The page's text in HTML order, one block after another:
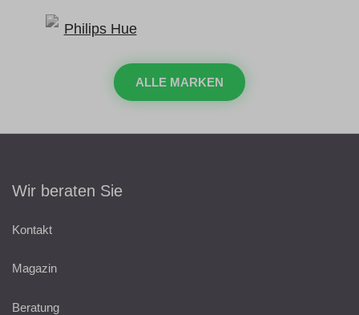
ALLE MARKEN
Wir beraten Sie
Kontakt
Magazin
Beratung